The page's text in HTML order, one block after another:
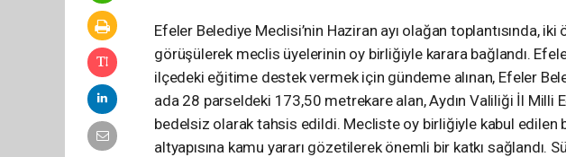
Efeler Belediye Meclisi’nin Haziran ayı olağan toplantısında,
görüşülerek meclis üyelerinin oy birliğiyle karara bağlandı.
ilçedeki eğitime destek vermek için gündeme alınan, Efeler
ada 28 parseldeki 173,50 metrekare alan, Aydın Valiliği İl Milli
bedelsiz olarak tahsis edildi. Mecliste oy birliğiyle kabul edilen
altyapısına kamu yararı gözetilerek önemli bir katkı sağlandı.